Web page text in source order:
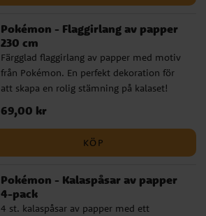
Pokémon - Flaggirlang av papper
230 cm
Färgglad flaggirlang av papper med motiv
från Pokémon. En perfekt dekoration för
att skapa en rolig stämning på kalaset!
Girlangen är ca 2,3 meter lång och varje
vimpel är ca 24,5 cm hög.
Pris :69,00 kr
69,00 kr
KÖP
Pokémon - Kalaspåsar av papper
4-pack
4 st. kalaspåsar av papper med ett